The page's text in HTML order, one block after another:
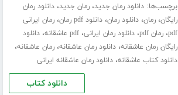
برچسب‌ها:دانلود رمان جدید،رمان جدید،دانلود رمان
رایگان،رمان،دانلود رمان،دانلود pdf رمان ،رمان ایرانی
pdf،رمان pdf ،دانلود رمان ایرانی،pdf عاشقانه ،دانلود
رایگان رمان عاشقانه،دانلود رمان عاشقانه،رمان عاشقانه،
دانلود کتاب عاشقانه،دانلود رمان عاشقانه ایرانی
دانلود کتاب